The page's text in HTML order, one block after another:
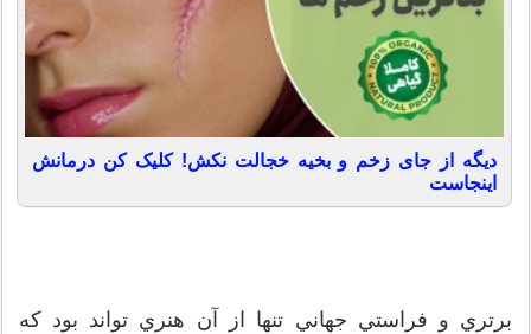
دیگه از جای زخم و بخیه خجالت نکش! کلیک کن درمانش
اینجاست
برتري و فراستي جهاني تنها از آن هنري تواند بود كه